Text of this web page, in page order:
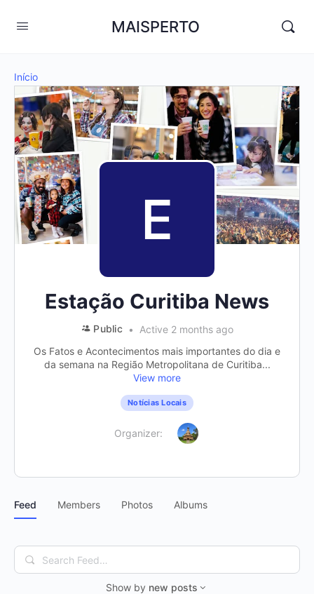
MAISPERTO
Início
Estação Curitiba News
Public
Active 2 months ago
Os Fatos e Acontecimentos mais importantes do dia e
da semana na Região Metropolitana de Curitiba...
View more
Notícias Locais
Organizer:
Feed Members Photos Albums
Search
Feed…
Show by new posts